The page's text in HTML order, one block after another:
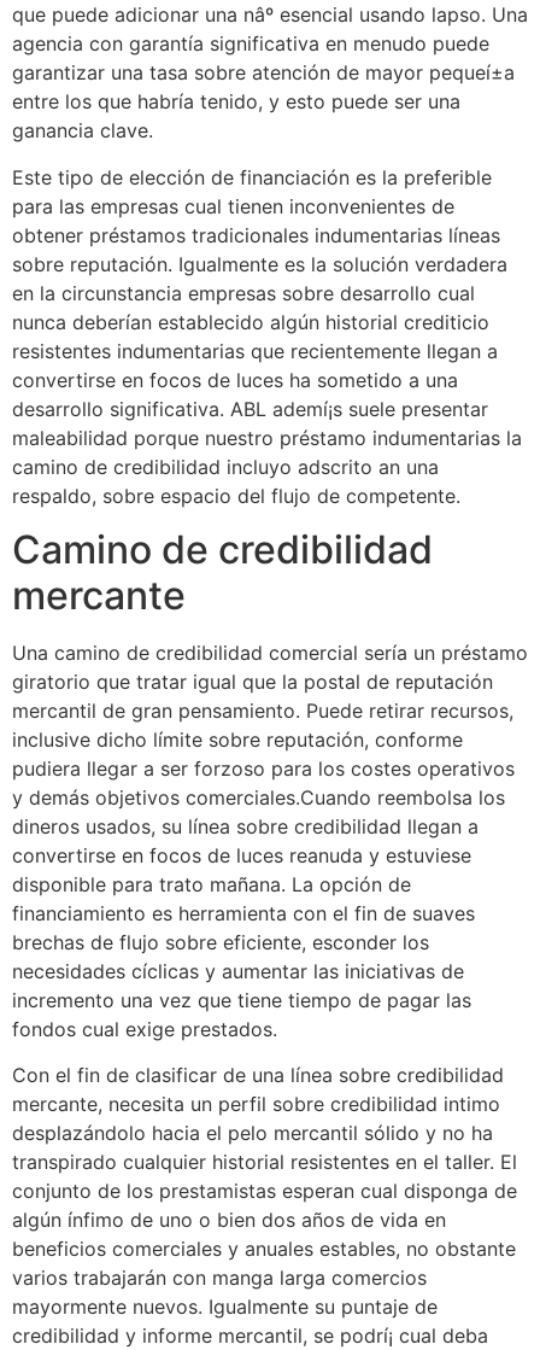
que puede adicionar una nâº esencial usando lapso. Una
agencia con garantía significativa en menudo puede
garantizar una tasa sobre atención de mayor pequeí±a
entre los que habría tenido, y esto puede ser una
ganancia clave.
Este tipo de elección de financiación es la preferible
para las empresas cual tienen inconvenientes de
obtener préstamos tradicionales indumentarias líneas
sobre reputación. Igualmente es la solución verdadera
en la circunstancia empresas sobre desarrollo cual
nunca deberían establecido algún historial crediticio
resistentes indumentarias que recientemente llegan a
convertirse en focos de luces ha sometido a una
desarrollo significativa. ABL ademí¡s suele presentar
maleabilidad porque nuestro préstamo indumentarias la
camino de credibilidad incluyo adscrito an una
respaldo, sobre espacio del flujo de competente.
Camino de credibilidad
mercante
Una camino de credibilidad comercial serí­a un préstamo
giratorio que tratar igual que la postal de reputación
mercantil de gran pensamiento. Puede retirar recursos,
inclusive dicho límite sobre reputación, conforme
pudiera llegar a ser forzoso para los costes operativos
y demás objetivos comerciales.Cuando reembolsa los
dineros usados, su línea sobre credibilidad llegan a
convertirse en focos de luces reanuda y estuviese
disponible para trato mañana. La opción de
financiamiento es herramienta con el fin de suaves
brechas de flujo sobre eficiente, esconder los
necesidades cíclicas y aumentar las iniciativas de
incremento una vez que tiene tiempo de pagar las
fondos cual exige prestados.
Con el fin de clasificar de una línea sobre credibilidad
mercante, necesita un perfil sobre credibilidad intimo
desplazándolo hacia el pelo mercantil sólido y no ha
transpirado cualquier historial resistentes en el taller. El
conjunto de los prestamistas esperan cual disponga de
algún ínfimo de uno o bien dos años de vida en
beneficios comerciales y anuales estables, no obstante
varios trabajarán con manga larga comercios
mayormente nuevos. Igualmente su puntaje de
credibilidad y informe mercantil, se podrí¡ cual deba